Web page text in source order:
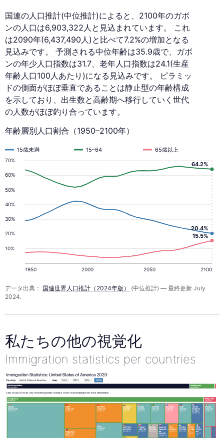
国連の人口推計(中位推計)によると、2100年のガボ
ンの人口は6,903,322人と見込まれています。 これ
は2090年(6,437,490人)と比べて7.2%の増加となる
見込みです。 予測される中位年齢は35.9歳で、ガボ
ンの年少人口指数は31.7、老年人口指数は24.1(生産
年齢人口100人あたり)になる見込みです。 ピラミッ
ドの側面がほぼ垂直であることは静止型の年齢構成
を示しており、出生数と高齢期へ移行していく世代
の人数がほぼ釣り合っています。
年齢層別人口割合（1950–2100年）
10%
20%
30%
40%
50%
60%
70%
1950 2000 2050 2100
15歳未満 15–64 65歳以上
20.4%
15.5%
64.2%
データ出典： 国連世界人口推計（2024年版）
(中位推計) — 最終更新 July
2024.
私たちの他の視覚化
Immigration statistics per countries